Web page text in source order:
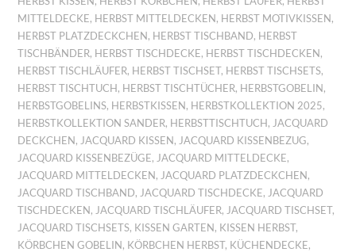
MITTELDECKE, HERBST MITTELDECKEN, HERBST MOTIVKISSEN,
HERBST PLATZDECKCHEN, HERBST TISCHBAND, HERBST
TISCHBÄNDER, HERBST TISCHDECKE, HERBST TISCHDECKEN,
HERBST TISCHLÄUFER, HERBST TISCHSET, HERBST TISCHSETS,
HERBST TISCHTUCH, HERBST TISCHTÜCHER, HERBSTGOBELIN,
HERBSTGOBELINS, HERBSTKISSEN, HERBSTKOLLEKTION 2025,
HERBSTKOLLEKTION SANDER, HERBSTTISCHTUCH, JACQUARD
DECKCHEN, JACQUARD KISSEN, JACQUARD KISSENBEZUG,
JACQUARD KISSENBEZÜGE, JACQUARD MITTELDECKE,
JACQUARD MITTELDECKEN, JACQUARD PLATZDECKCHEN,
JACQUARD TISCHBAND, JACQUARD TISCHDECKE, JACQUARD
TISCHDECKEN, JACQUARD TISCHLÄUFER, JACQUARD TISCHSET,
JACQUARD TISCHSETS, KISSEN GARTEN, KISSEN HERBST,
KÖRBCHEN GOBELIN, KÖRBCHEN HERBST, KÜCHENDECKE,